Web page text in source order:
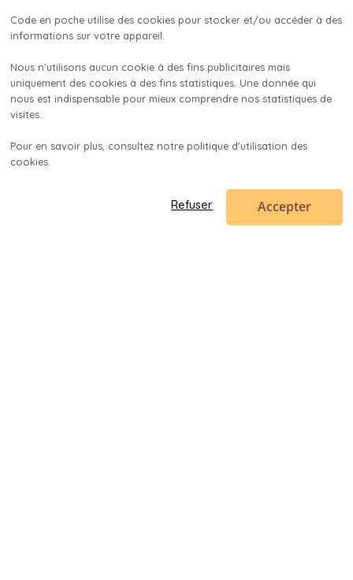
Code en poche utilise des cookies pour stocker et/ou accéder à des
informations sur votre appareil.
Nous n'utilisons aucun cookie à des fins publicitaires mais
uniquement des cookies à des fins statistiques. Une donnée qui
nous est indispensable pour mieux comprendre nos statistiques de
visites.
Pour en savoir plus, consultez notre politique d'utilisation des
cookies.
Refuser Accepter